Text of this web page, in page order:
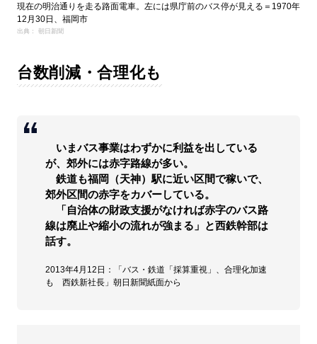
現在の明治通りを走る路面電車。左には県庁前のバス停が見える＝1970年
12月30日、福岡市
出典： 朝日新聞
台数削減・合理化も
いまバス事業はわずかに利益を出している
が、郊外には赤字路線が多い。
鉄道も福岡（天神）駅に近い区間で稼いで、
郊外区間の赤字をカバーしている。
「自治体の財政支援がなければ赤字のバス路
線は廃止や縮小の流れが強まる」と西鉄幹部は
話す。
2013年4月12日：「バス・鉄道「採算重視」、合理化加速
も 西鉄新社長」朝日新聞紙面から